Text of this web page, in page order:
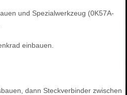
und Spezialwerkzeug (0K57A-
einbauen.
dann Steckverbinder zwischen